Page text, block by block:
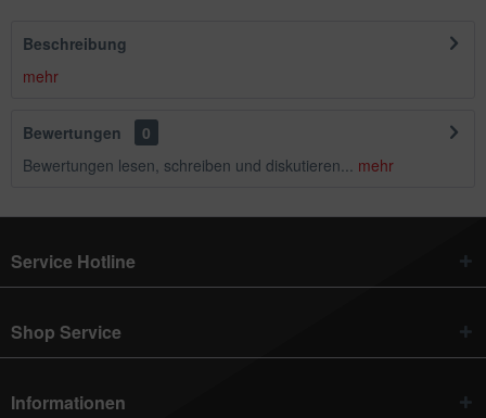
Beschreibung
mehr
Bewertungen
0
Bewertungen lesen, schreiben und diskutieren... mehr
Service Hotline
Shop Service
Informationen